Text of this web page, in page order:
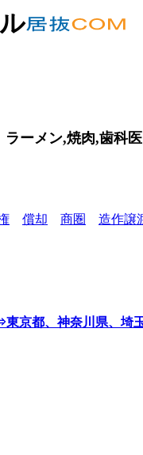
ーメン,焼肉,歯科
償却 商圏 造作譲
京都、神奈川県、埼